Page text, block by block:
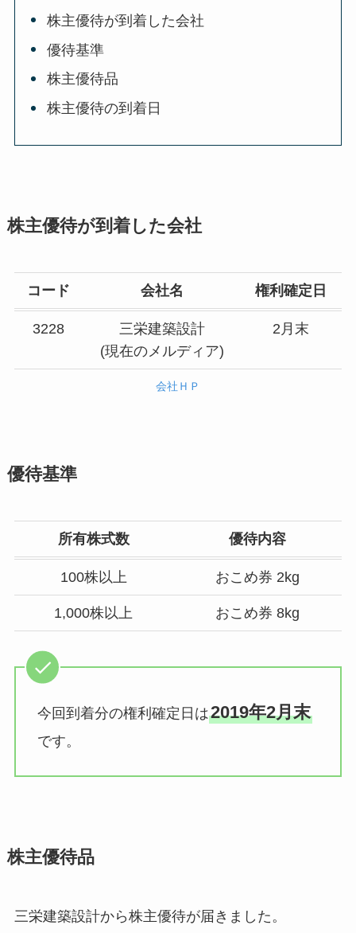
株主優待が到着した会社
優待基準
株主優待品
株主優待の到着日
株主優待が到着した会社
コード 会社名 権利確定日
3228
三栄建築設計
(現在のメルディア)
2月末
会社ＨＰ
優待基準
所有株式数 優待内容
100株以上 おこめ券 2kg
1,000株以上 おこめ券 8kg
今回到着分の権利確定日は2019年2月末
です。
株主優待品
三栄建築設計から株主優待が届きました。